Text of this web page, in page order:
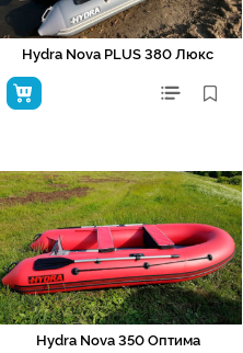
Hydra Nova PLUS 380 Люкс
Hydra Nova 350 Оптима